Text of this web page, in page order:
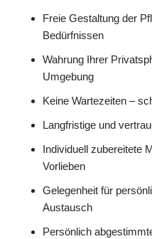
Freie Gestaltung der
Bedürfnissen
Wahrung Ihrer
Umgebung
Keine Wartezeiten –
Langfristige und
Individuell zubereitete
Vorlieben
Gelegenheit für
Austausch
Persönlich